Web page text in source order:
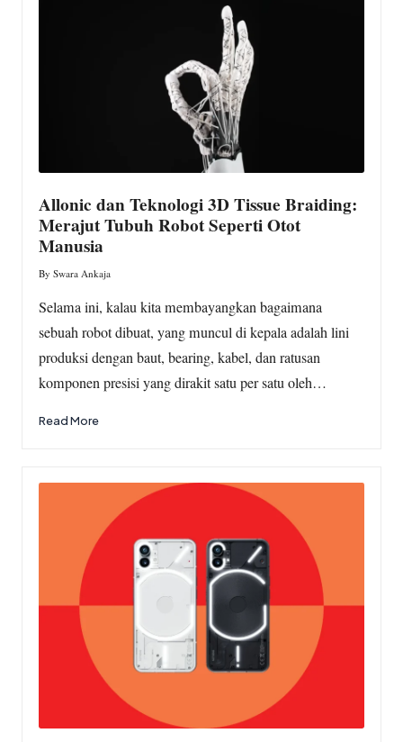
Allonic dan Teknologi 3D Tissue Braiding:
Merajut Tubuh Robot Seperti Otot
Manusia
Posted
by
By Swara Ankaja
Selama ini, kalau kita membayangkan bagaimana
sebuah robot dibuat, yang muncul di kepala adalah lini
produksi dengan baut, bearing, kabel, dan ratusan
komponen presisi yang dirakit satu per satu oleh…
Read More